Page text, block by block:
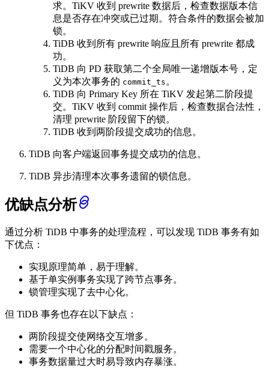
求。TiKV 收到 prewrite 数据后，检查数据版本信
息是否存在冲突或已过期。符合条件的数据会被加
锁。
TiDB 收到所有 prewrite 响应且所有 prewrite 都成
功。
TiDB 向 PD 获取第二个全局唯一递增版本号，定
义为本次事务的 commit_ts 。
TiDB 向 Primary Key 所在 TiKV 发起第二阶段提
交。TiKV 收到 commit 操作后，检查数据合法性，
清理 prewrite 阶段留下的锁。
TiDB 收到两阶段提交成功的信息。
TiDB 向客户端返回事务提交成功的信息。
TiDB 异步清理本次事务遗留的锁信息。
优缺点分析
通过分析 TiDB 中事务的处理流程，可以发现 TiDB 事务有如
下优点：
实现原理简单，易于理解。
基于单实例事务实现了跨节点事务。
锁管理实现了去中心化。
但 TiDB 事务也存在以下缺点：
两阶段提交使网络交互增多。
需要一个中心化的分配时间戳服务。
事务数据量过大时易导致内存暴涨。